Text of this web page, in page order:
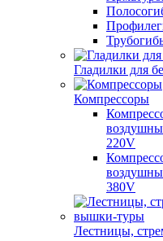
Гладилки для
Компрессоры
220V
380V
Лестницы,